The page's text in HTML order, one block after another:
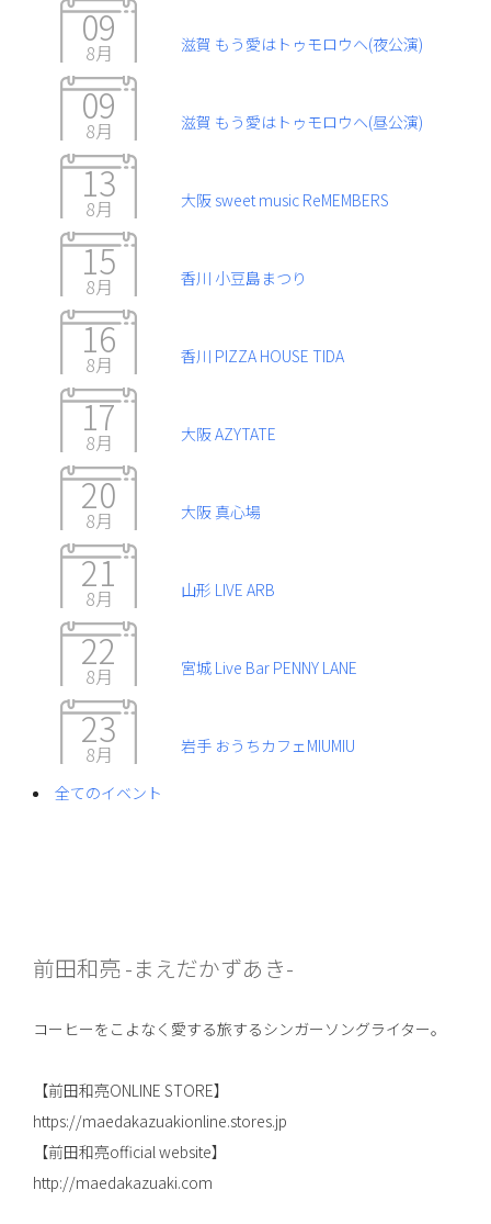
09
8月 滋賀 もう愛はトゥモロウヘ(夜公演)
09
8月 滋賀 もう愛はトゥモロウヘ(昼公演)
13
8月 大阪 sweet music ReMEMBERS
15
8月 香川 小豆島まつり
16
8月 香川 PIZZA HOUSE TIDA
17
8月 大阪 AZYTATE
20
8月 大阪 真心場
21
8月 山形 LIVE ARB
22
8月 宮城 Live Bar PENNY LANE
23
8月 岩手 おうちカフェMIUMIU
全てのイベント
前田和亮 -まえだかずあき-
コーヒーをこよなく愛する旅するシンガーソングライター。
【前田和亮ONLINE STORE】
https://maedakazuakionline.stores.jp
【前田和亮official website】
http://maedakazuaki.com